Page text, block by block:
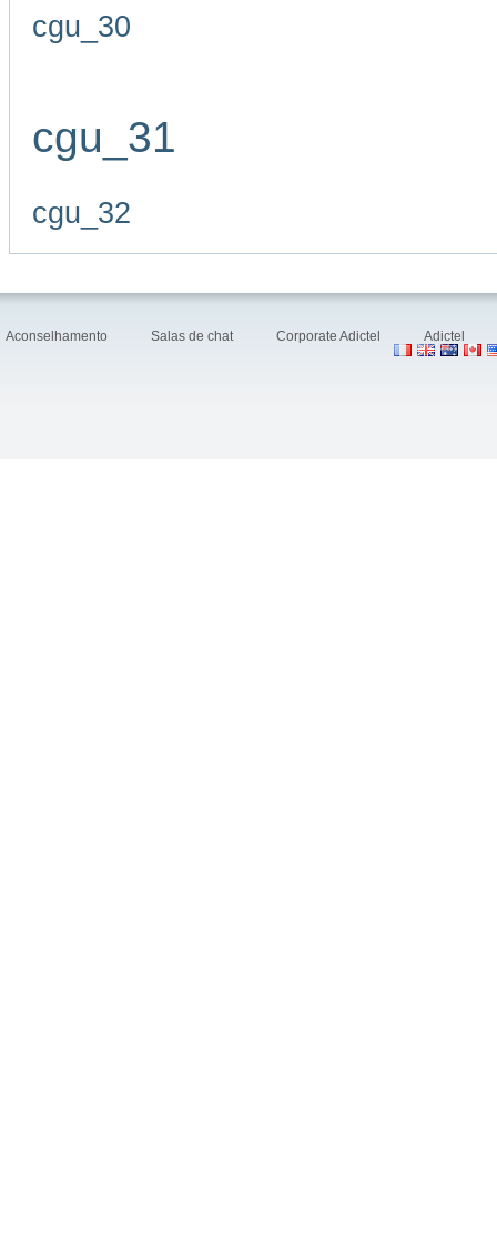
cgu_30
cgu_31
cgu_32
Aconselhamento Salas de chat Corporate Adictel Adictel